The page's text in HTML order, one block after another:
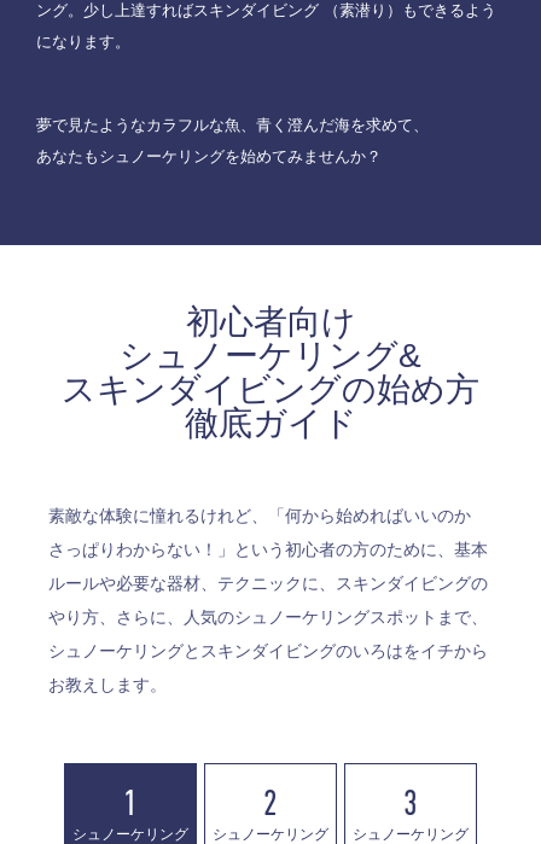
ング。少し上達すればスキンダイビング （素潜り）もできるよう
になります。
夢で見たようなカラフルな魚、青く澄んだ海を求めて、
あなたもシュノーケリングを始めてみませんか？
初心者向け
シュノーケリング&
スキンダイビングの始め方
徹底ガイド
素敵な体験に憧れるけれど、「何から始めればいいのか
さっぱりわからない！」という初心者の方のために、基本
ルールや必要な器材、テクニックに、スキンダイビングの
やり方、さらに、人気のシュノーケリングスポットまで、
シュノーケリングとスキンダイビングのいろはをイチから
お教えします。
1
シュノーケリング
2
シュノーケリング
3
シュノーケリング